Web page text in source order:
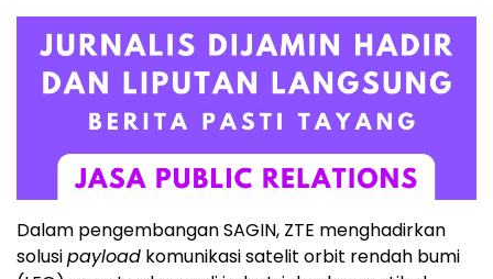
Dalam pengembangan SAGIN, ZTE menghadirkan
solusipayload komunikasi satelit orbit rendah bumi